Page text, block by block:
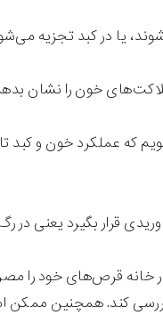
یا در کبد تجزیه
خون را نشان
که عملکرد خون و
قرار بگیرد یعنی در
خانه قرص‌های خود را
کند. همچنین